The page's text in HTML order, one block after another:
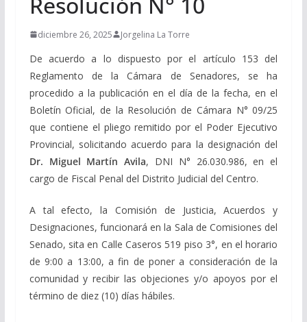
diciembre 26, 2025 Jorgelina La Torre
De acuerdo a lo dispuesto por el artículo 153 del
Reglamento de la Cámara de Senadores, se ha
procedido a la publicación en el día de la fecha, en el
Boletín Oficial, de la Resolución de Cámara N° 09/25
que contiene el pliego remitido por el Poder Ejecutivo
Provincial, solicitando acuerdo para la designación del
Dr. Miguel Martín Avila, DNI N° 26.030.986, en el
cargo de Fiscal Penal del Distrito Judicial del Centro.
A tal efecto, la Comisión de Justicia, Acuerdos y
Designaciones, funcionará en la Sala de Comisiones del
Senado, sita en Calle Caseros 519 piso 3°, en el horario
de 9:00 a 13:00, a fin de poner a consideración de la
comunidad y recibir las objeciones y/o apoyos por el
término de diez (10) días hábiles.